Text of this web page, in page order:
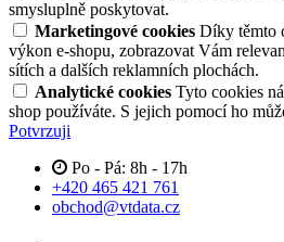
smysluplně poskytovat.
Marketingové cookies Díky těmto
výkon e-shopu, zobrazovat Vám
sítích a dalších reklamních plochách.
Analytické cookies Tyto cookies
shop používáte. S jejich pomocí ho
Potvrzuji
Po - Pá: 8h - 17h
+420 465 421 761
obchod@vtdata.cz